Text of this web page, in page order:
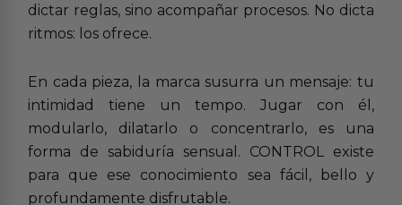
dictar reglas, sino acompañar procesos. No dicta
ritmos: los ofrece.
En cada pieza, la marca susurra un mensaje: tu
intimidad tiene un tempo. Jugar con él,
modularlo, dilatarlo o concentrarlo, es una
forma de sabiduría sensual. CONTROL existe
para que ese conocimiento sea fácil, bello y
profundamente disfrutable.